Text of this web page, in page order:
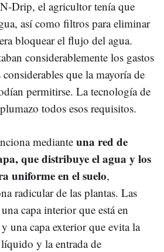
Drip, el agricultor tenía que
así como filtros para eliminar
bloquear el flujo del agua.
considerablemente los gastos
que la mayoría de
permitirse. La tecnología de
todos esos requisitos.
mediante una red de
que distribuye el agua y los
uniforme en el suelo,
radicular de las plantas. Las
capa interior que está en
una capa exterior que evita la
y la entrada de